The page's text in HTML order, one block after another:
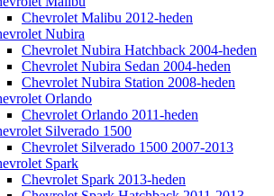
Chevrolet Malibu 2012-heden
Nubira
Chevrolet Nubira Hatchback 2004-heden
Chevrolet Nubira Sedan 2004-heden
Chevrolet Nubira Station 2008-heden
Orlando
Chevrolet Orlando 2011-heden
Silverado 1500
Chevrolet Silverado 1500 2007-2013
Spark
Chevrolet Spark 2013-heden